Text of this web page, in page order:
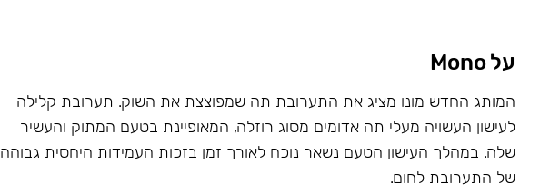
על Mono
המותג החדש מונו מציג את התערובת תה שמפוצצת את השוק. תערובת קלילה
לעישון העשויה מעלי תה אדומים מסוג רוזלה, המאופיינת בטעם המתוק והעשיר
שלה. במהלך העישון הטעם נשאר נוכח לאורך זמן בזכות העמידות היחסית גבוהה
של התערובת לחום.